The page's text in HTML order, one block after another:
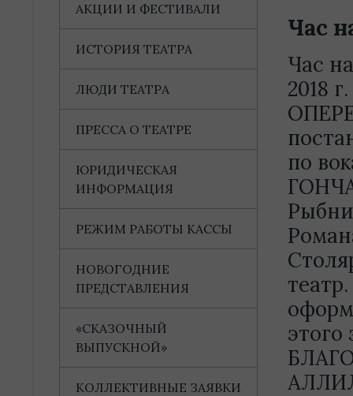
Час
Час
2018
по
АКЦИИ И ФЕСТИВАЛИ
ИСТОРИЯ ТЕАТРА
ЛЮДИ ТЕАТРА
ПРЕССА О ТЕАТРЕ
ЮРИДИЧЕСКАЯ
ИНФОРМАЦИЯ
РЕЖИМ РАБОТЫ КАССЫ
НОВОГОДНИЕ
ПРЕДСТАВЛЕНИЯ
«СКАЗОЧНЫЙ
ВЫПУСКНОЙ»
КОЛЛЕКТИВНЫЕ ЗАЯВКИ